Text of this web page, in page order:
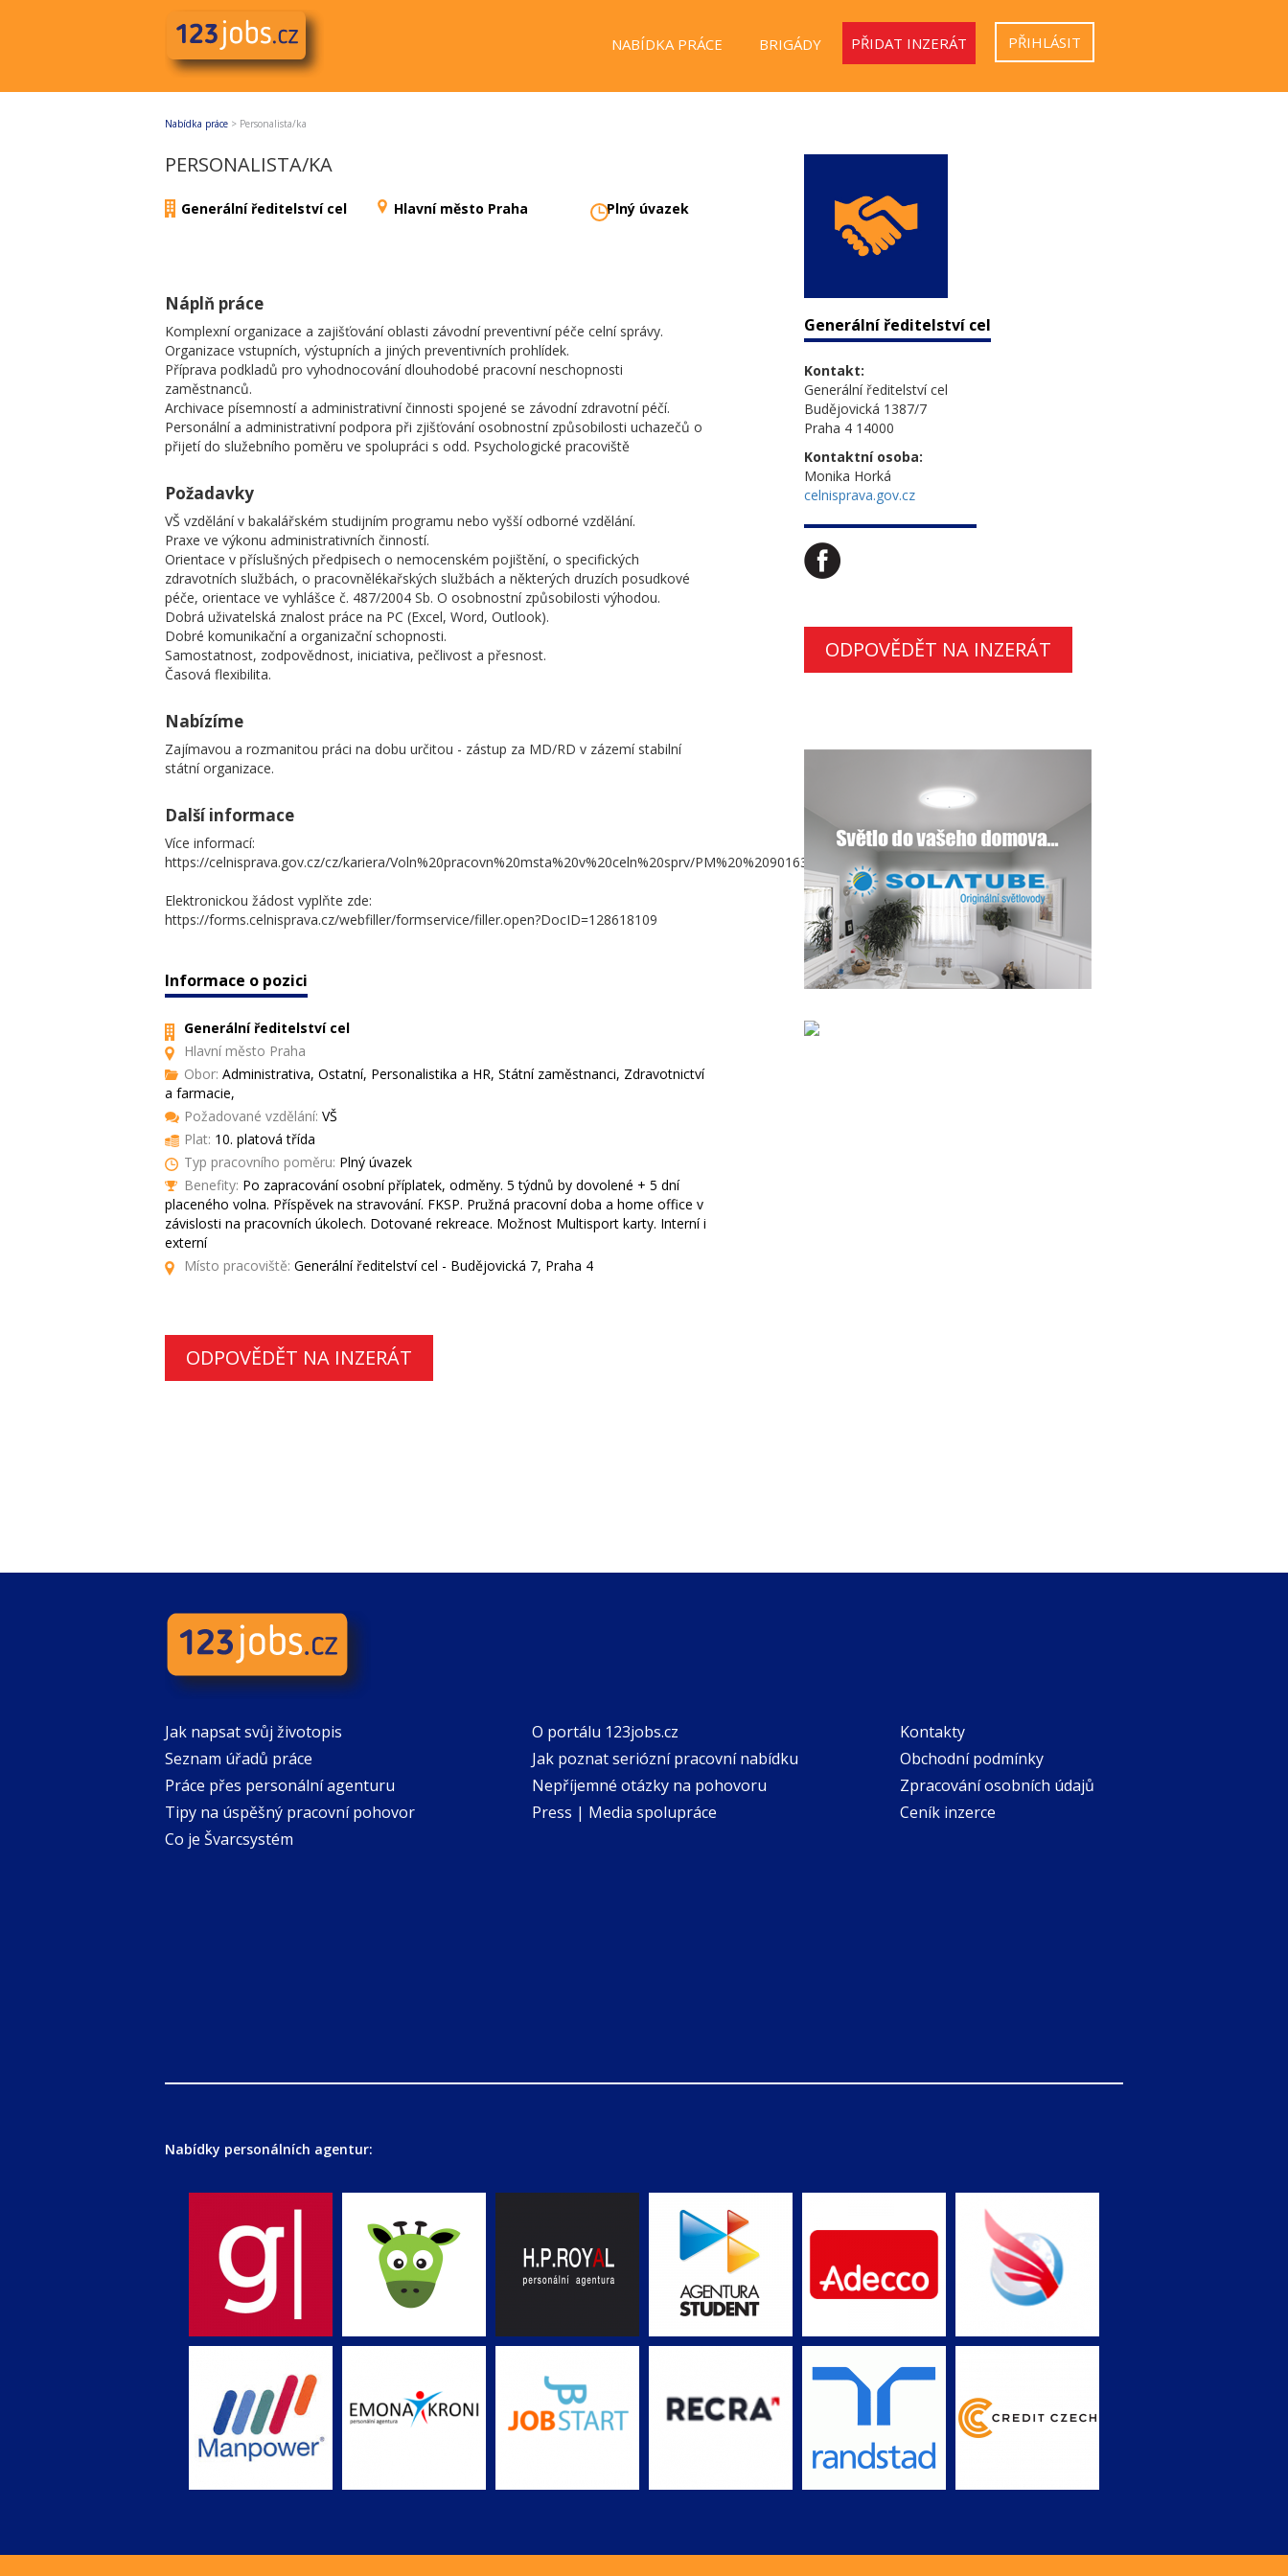
NABÍDKA PRÁCE BRIGÁDY PŘIDAT INZERÁT PŘIHLÁSIT
Nabídka práce > Personalista/ka
PERSONALISTA/KA
Generální ředitelství cel Hlavní město Praha Plný úvazek
Náplň práce
Komplexní organizace a zajišťování oblasti závodní preventivní péče celní správy.
Organizace vstupních, výstupních a jiných preventivních prohlídek.
Příprava podkladů pro vyhodnocování dlouhodobé pracovní neschopnosti
zaměstnanců.
Archivace písemností a administrativní činnosti spojené se závodní zdravotní péčí.
Personální a administrativní podpora při zjišťování osobnostní způsobilosti uchazečů o
přijetí do služebního poměru ve spolupráci s odd. Psychologické pracoviště
Požadavky
VŠ vzdělání v bakalářském studijním programu nebo vyšší odborné vzdělání.
Praxe ve výkonu administrativních činností.
Orientace v příslušných předpisech o nemocenském pojištění, o specifických
zdravotních službách, o pracovnělékařských službách a některých druzích posudkové
péče, orientace ve vyhlášce č. 487/2004 Sb. O osobnostní způsobilosti výhodou.
Dobrá uživatelská znalost práce na PC (Excel, Word, Outlook).
Dobré komunikační a organizační schopnosti.
Samostatnost, zodpovědnost, iniciativa, pečlivost a přesnost.
Časová flexibilita.
Nabízíme
Zajímavou a rozmanitou práci na dobu určitou - zástup za MD/RD v zázemí stabilní
státní organizace.
Další informace
Více informací:
https://celnisprava.gov.cz/cz/kariera/Voln%20pracovn%20msta%20v%20celn%20sprv/PM%20%209016307.pdf
Elektronickou žádost vyplňte zde:
https://forms.celnisprava.cz/webfiller/formservice/filler.open?DocID=128618109
Informace o pozici
Generální ředitelství cel
Hlavní město Praha
Obor: Administrativa, Ostatní, Personalistika a HR, Státní zaměstnanci, Zdravotnictví
a farmacie,
Požadované vzdělání: VŠ
Plat: 10. platová třída
Typ pracovního poměru: Plný úvazek
Benefity: Po zapracování osobní příplatek, odměny. 5 týdnů by dovolené + 5 dní
placeného volna. Příspěvek na stravování. FKSP. Pružná pracovní doba a home office v
závislosti na pracovních úkolech. Dotované rekreace. Možnost Multisport karty. Interní i
externí
Místo pracoviště: Generální ředitelství cel - Budějovická 7, Praha 4
ODPOVĚDĚT NA INZERÁT
Generální ředitelství cel
Kontakt:
Generální ředitelství cel
Budějovická 1387/7
Praha 4 14000
Kontaktní osoba:
Monika Horká
celnisprava.gov.cz
ODPOVĚDĚT NA INZERÁT
Jak napsat svůj životopis
Seznam úřadů práce
Práce přes personální agenturu
Tipy na úspěšný pracovní pohovor
Co je Švarcsystém
O portálu 123jobs.cz
Jak poznat seriózní pracovní nabídku
Nepříjemné otázky na pohovoru
Press | Media spolupráce
Kontakty
Obchodní podmínky
Zpracování osobních údajů
Ceník inzerce
Nabídky personálních agentur: